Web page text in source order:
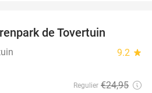
de Tovertuin
9.2 star
Regulier €24,95